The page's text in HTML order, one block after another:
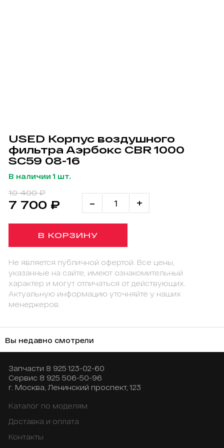
USED Корпус воздушного
фильтра Аэрбокс CBR 1000
SC59 08-16
В наличии 1 шт.
10 400 ₽
7 700 ₽ - +
В КОРЗИНУ
Не является публичной офертой. Все цены,
указанные на сайте, имеют ознакомительный
характер и могут отличаться от действующих.
Актуальную информацию уточняйте у наших
менеджеров.
Вы недавно смотрели
Запчасти 8 925 123-02-60
Сервис 8 925 506-50-96
г. Москва, Ленинский проспект, 123
Каталог по моделям
Доставка и оплата
Контакты